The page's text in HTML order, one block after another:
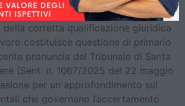
della corretta qualificazione giuridica
costituisce questione di primario
pronuncia del Tribunale di Santa
(Sent. n. 1067/2025 del 22 maggio
per un approfondimento sui
che governano l’accertamento